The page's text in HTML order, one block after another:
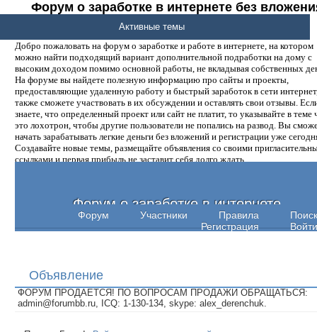
Форум о заработке в интернете без
денег.
Добро пожаловать на форум о заработке и работе в интернете, на котором
можно найти подходящий вариант дополнительной подработки на дому с
высоким доходом помимо основной работы, не вкладывая собственных
На форуме вы найдете полезную информацию про сайты и проекты,
предоставляющие удаленную работу и быстрый заработок в сети
также сможете участвовать в их обсуждении и оставлять свои отзывы.
знаете, что определенный проект или сайт не платит, то указывайте в теме
это лохотрон, чтобы другие пользователи не попались на развод. Вы
начать зарабатывать легкие деньги без вложений и регистрации уже
Создавайте новые темы, размещайте объявления со своими
ссылками и первая прибыль не заставит себя долго ждать.
Форум о заработке в интернете
Форум Участники Правила
Поиск
Регистрация
Войти
Активные темы
Объявление
ФОРУМ ПРОДАЕТСЯ! ПО ВОПРОСАМ ПРОДАЖИ ОБРАЩАТЬСЯ:
admin@forumbb.ru, ICQ: 1-130-134, skype: alex_derenchuk.